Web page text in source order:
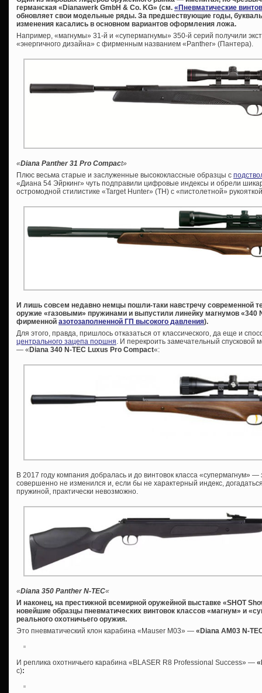
германская «Dianawerk GmbH & Co. KG» (см. «Пневматические
обновляет свои модельные ряды. За предшествующие годы,
изменения касались в основном вариантов оформления ложа.
Например, «магнумы» 31-й и «супермагнумы» 350-й серий получили
«энергичного дизайна» с фирменным названием «Panther» (Пантера).
«Diana Panther 31 Pro Compact»
Плюс весьма старые и заслуженные высококлассные образцы с
«Диана 54 Эйркинг» чуть подправили цифровые индексы и обрели
остромодной стилистике «Target Hunter» (ТН) с «пистолетной»
И лишь совсем недавно немцы пошли-таки навстречу современной
оружие «газовыми» пружинами и выпустили линейку магнумов «340
фирменной азотозаполненной ГП высокого давления).
Для этого, правда, пришлось отказаться от классического, да еще и
центрального зацепа поршня . И перекроить замечательный
— «Diana 340 N-TEC Luxus Pro Compact«:
В 2017 году компания добралась и до винтовок класса «супермагнум»
совершенно не изменился и, если бы не характерный индекс,
пружиной, практически невозможно.
«Diana 350 Panther N-TEC«
И наконец, на престижной всемирной оружейной выставке «SHOT
новейшие образцы пневматических винтовок классов «магнум» и
реального охотничьего оружия.
Это пневматический клон карабина «Mauser M03» — «Diana AM03 N-
И реплика охотничьего карабина «BLASER R8 Professional Success» —
с):